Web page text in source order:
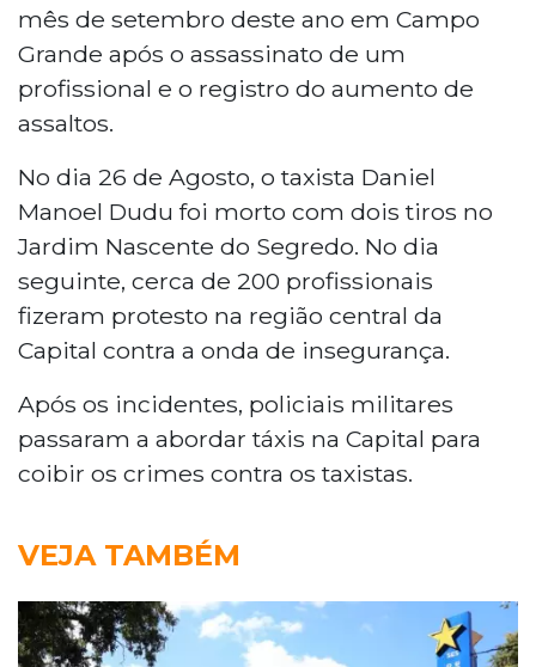
mês de setembro deste ano em Campo
Grande após o assassinato de um
profissional e o registro do aumento de
assaltos.
No dia 26 de Agosto, o taxista Daniel
Manoel Dudu foi morto com dois tiros no
Jardim Nascente do Segredo. No dia
seguinte, cerca de 200 profissionais
fizeram protesto na região central da
Capital contra a onda de insegurança.
Após os incidentes, policiais militares
passaram a abordar táxis na Capital para
coibir os crimes contra os taxistas.
VEJA TAMBÉM